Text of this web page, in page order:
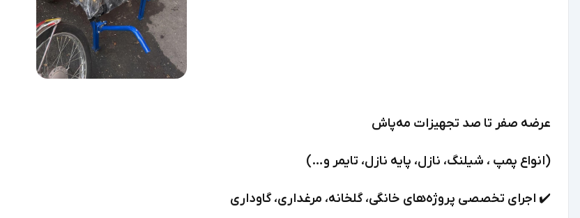
عرضه صفر تا صد تجهیزات مه‌پاش
(انواع پمپ ، شیلنگ، نازل، پایه نازل، تایمر و…)
✔️ اجرای تخصصی پروژه‌های خانگی، گلخانه، مرغداری، گاوداری